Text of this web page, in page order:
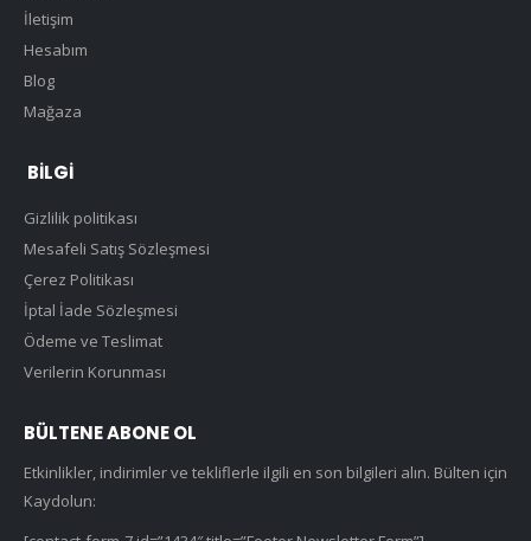
İletişim
Hesabım
Blog
Mağaza
BILGI
Gizlilik politikası
Mesafeli Satış Sözleşmesi
Çerez Politikası
İptal İade Sözleşmesi
Ödeme ve Teslimat
Verilerin Korunması
BÜLTENE ABONE OL
Etkinlikler, indirimler ve tekliflerle ilgili en son bilgileri alın. Bülten için
Kaydolun: